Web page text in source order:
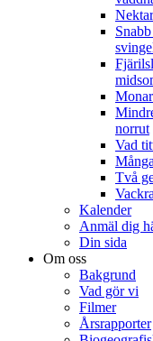
norrut
Vad
Två
Kalender
Anmäl dig
Din sida
Om oss
Bakgrund
Vad gör vi
Filmer
Årsrapporter